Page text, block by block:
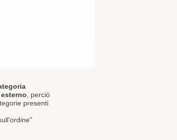
, perciò
presenti